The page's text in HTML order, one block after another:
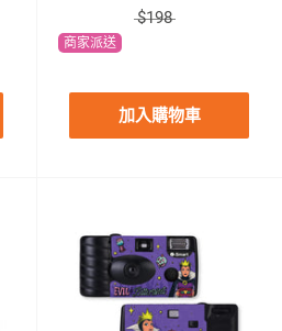
$198
商家派送
加入購物車